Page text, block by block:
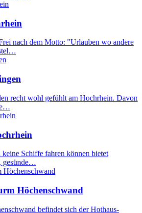
nach dem Motto: "Urlauben wo andere
recht wohl gefühlt am Hochrhein. Davon
e…
Schiffe fahren können bietet
gesünde…
Höchenschwand
befindet sich der Hothaus-